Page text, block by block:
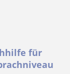
für